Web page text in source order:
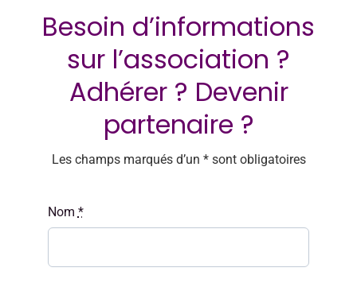
NOUS REJOINDRE
PARTENAIRES
Besoin d’informations
sur l’association ?
Adhérer ? Devenir
partenaire ?
Les champs marqués d’un * sont obligatoires
Nom *